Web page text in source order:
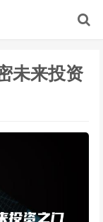
未来投资